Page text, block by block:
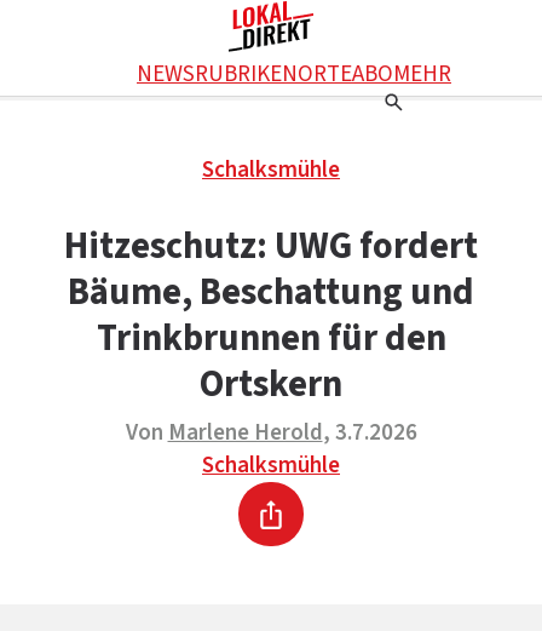
NEWSRUBRIKENORTEABOMEHR
Werbung schalten
Kontakt
Das Team
Über uns
KONTAKT
DAS TEAM
ÜBER UNS
Schalksmühle
Hitzeschutz: UWG fordert
Bäume, Beschattung und
Trinkbrunnen für den
Ortskern
VonMarlene Herold, 3.7.2026
Schalksmühle
Drucken